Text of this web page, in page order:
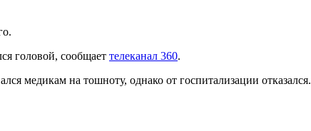
головой, сообщает телеканал 360.
медикам на тошноту, однако от госпитализации отказался.